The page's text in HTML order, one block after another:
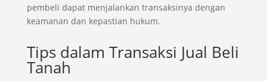
pembeli dapat menjalankan transaksinya dengan
keamanan dan kepastian hukum.
Tips dalam Transaksi Jual Beli
Tanah